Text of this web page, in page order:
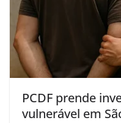
PCDF prende
vulnerável em